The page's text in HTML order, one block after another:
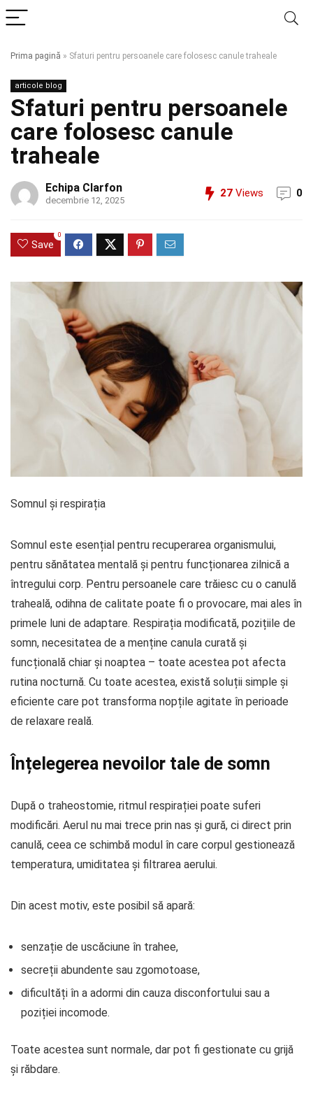
Prima pagină » Sfaturi pentru persoanele care folosesc canule traheale
articole blog
Sfaturi pentru persoanele
care folosesc canule
traheale
Echipa Clarfon
decembrie 12, 2025
27 Views 0
Save
0
Somnul și respirația
Somnul este esențial pentru recuperarea organismului,
pentru sănătatea mentală și pentru funcționarea zilnică a
întregului corp. Pentru persoanele care trăiesc cu o canulă
traheală, odihna de calitate poate fi o provocare, mai ales în
primele luni de adaptare. Respirația modificată, pozițiile de
somn, necesitatea de a menține canula curată și
funcțională chiar și noaptea – toate acestea pot afecta
rutina nocturnă. Cu toate acestea, există soluții simple și
eficiente care pot transforma nopțile agitate în perioade
de relaxare reală.
Înțelegerea nevoilor tale de somn
După o traheostomie, ritmul respirației poate suferi
modificări. Aerul nu mai trece prin nas și gură, ci direct prin
canulă, ceea ce schimbă modul în care corpul gestionează
temperatura, umiditatea și filtrarea aerului.
Din acest motiv, este posibil să apară:
senzație de uscăciune în trahee,
secreții abundente sau zgomotoase,
dificultăți în a adormi din cauza disconfortului sau a
poziției incomode.
Toate acestea sunt normale, dar pot fi gestionate cu grijă
și răbdare.